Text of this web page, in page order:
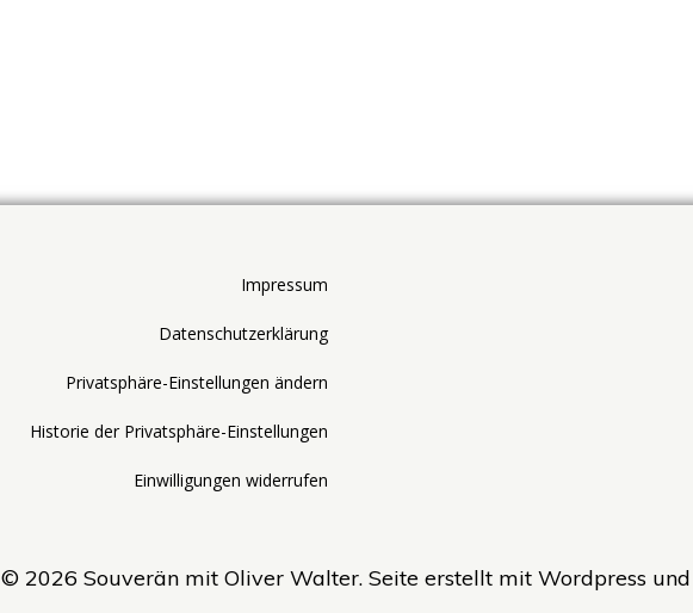
Impressum
Datenschutzerklärung
Privatsphäre-Einstellungen ändern
Historie der Privatsphäre-Einstellungen
Einwilligungen widerrufen
© 2026 Souverän mit Oliver Walter. Seite erstellt mit Wordpress und